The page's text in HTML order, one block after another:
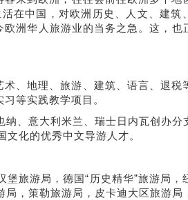
在中国，对欧洲历史、人文、建筑
洲华人旅游业的当务之急。这，也
、地理、旅游、建筑、语言、退税
等实践教学项目。
、意大利米兰、瑞士日内瓦创办分
文化的优秀中文导游人才。
旅游局，德国“历史精华”旅游局，
，策勒旅游局，皮卡迪大区旅游局